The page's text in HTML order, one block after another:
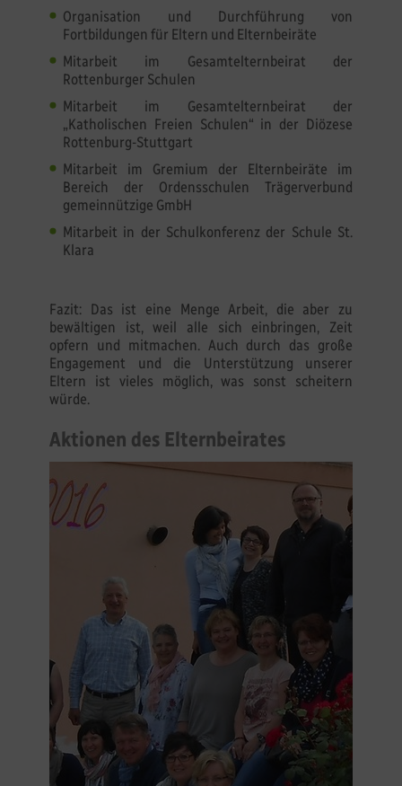
Organisation und Durchführung von
Fortbildungen für Eltern und Elternbeiräte
Mitarbeit im Gesamtelternbeirat der
Rottenburger Schulen
Mitarbeit im Gesamtelternbeirat der
„Katholischen Freien Schulen“ in der Diözese
Rottenburg-Stuttgart
Mitarbeit im Gremium der Elternbeiräte im
Bereich der Ordensschulen Trägerverbund
gemeinnützige GmbH
Mitarbeit in der Schulkonferenz der Schule St.
Klara
Fazit: Das ist eine Menge Arbeit, die aber zu
bewältigen ist, weil alle sich einbringen, Zeit
opfern und mitmachen. Auch durch das große
Engagement und die Unterstützung unserer
Eltern ist vieles möglich, was sonst scheitern
würde.
Aktionen des Elternbeirates